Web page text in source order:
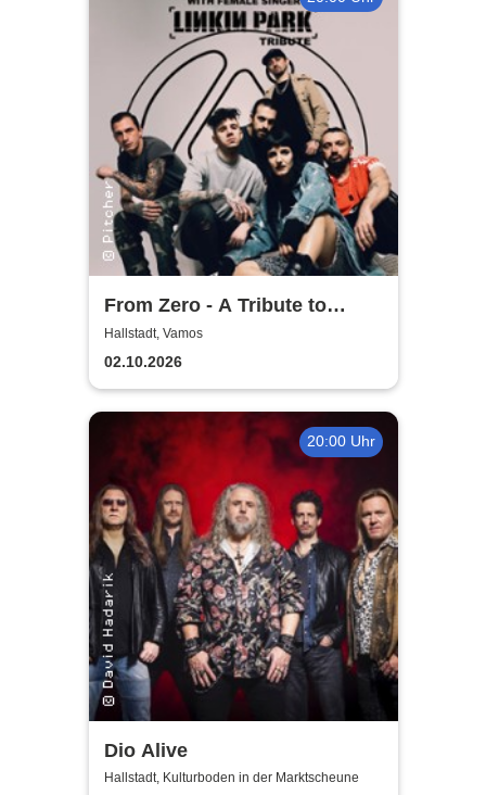
From Zero - A Tribute to
Linkin Park
Hallstadt, Vamos
02.10.2026
20:00 Uhr
Dio Alive
Hallstadt, Kulturboden in der Marktscheune